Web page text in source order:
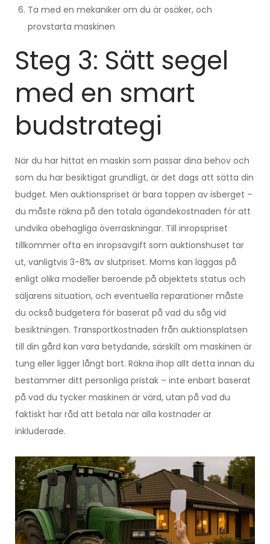
Ta med en mekaniker om du är osäker, och
provstarta maskinen
Steg 3: Sätt segel
med en smart
budstrategi
När du har hittat en maskin som passar dina behov och
som du har besiktigat grundligt, är det dags att sätta din
budget. Men auktionspriset är bara toppen av isberget –
du måste räkna på den totala ägandekostnaden för att
undvika obehagliga överraskningar. Till inropspriset
tillkommer ofta en inropsavgift som auktionshuset tar
ut, vanligtvis 3-8% av slutpriset. Moms kan läggas på
enligt olika modeller beroende på objektets status och
säljarens situation, och eventuella reparationer måste
du också budgetera för baserat på vad du såg vid
besiktningen. Transportkostnaden från auktionsplatsen
till din gård kan vara betydande, särskilt om maskinen är
tung eller ligger långt bort. Räkna ihop allt detta innan du
bestämmer ditt personliga pristak – inte enbart baserat
på vad du tycker maskinen är värd, utan på vad du
faktiskt har råd att betala när alla kostnader är
inkluderade.